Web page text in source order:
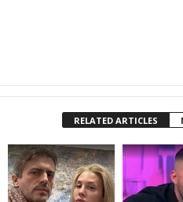
RELATED ARTICLES